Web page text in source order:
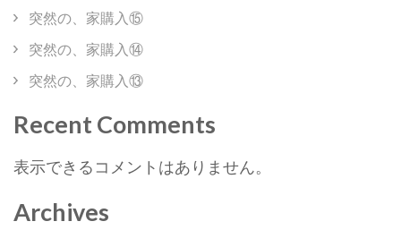
突然の、家購入⑮
突然の、家購入⑭
突然の、家購入⑬
Recent Comments
表示できるコメントはありません。
Archives